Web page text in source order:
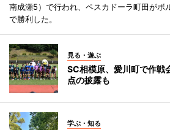
南成瀬5）で行われ、ペスカドーラ町田がボ
で勝利した。
見る・遊ぶ
SC相模原、愛川町で作
点の披露も
学ぶ・知る